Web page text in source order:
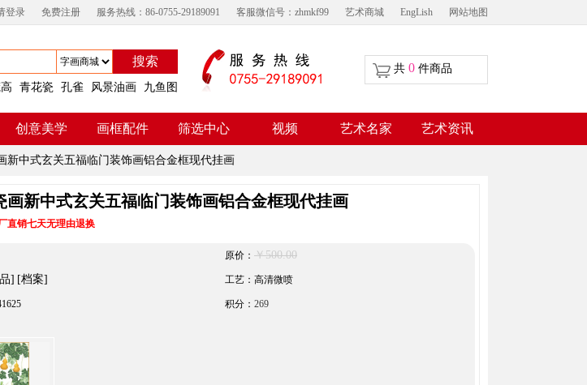
登录 免费注册 服务热线：86-0755-29189091 客服微信号：zhmkf99 艺术商城 EngLish 网站地图
搜索
青花瓷 孔雀 风景油画 九鱼图
共 0 件商品
创意美学 画框配件 筛选中心 视频 艺术名家 艺术资讯
新中式玄关五福临门装饰画铝合金框现代挂画
画新中式玄关五福临门装饰画铝合金框现代挂画
直销七天无理由退换
原价： ￥500.00
] [档案] 工艺：高清微喷
积分： 269